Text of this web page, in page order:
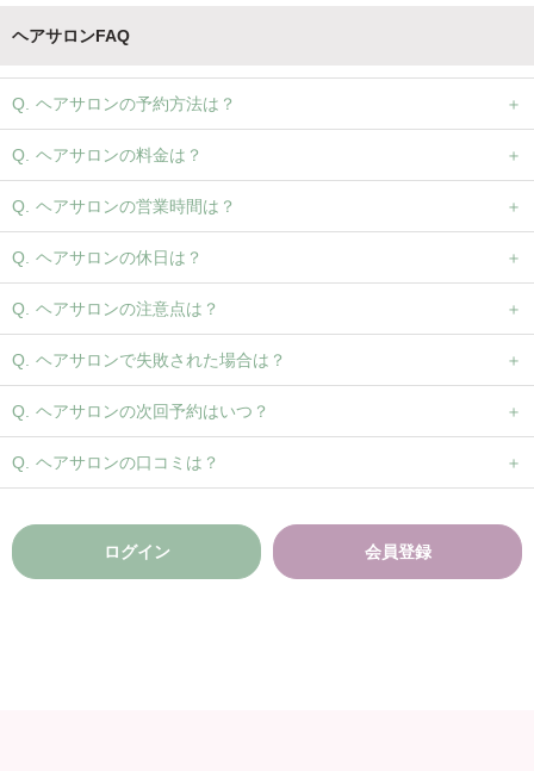
ヘアサロンFAQ
ヘアサロンの予約方法は？
ヘアサロンの料金は？
ヘアサロンの営業時間は？
ヘアサロンの休日は？
ヘアサロンの注意点は？
ヘアサロンで失敗された場合は？
ヘアサロンの次回予約はいつ？
ヘアサロンの口コミは？
ログイン 会員登録